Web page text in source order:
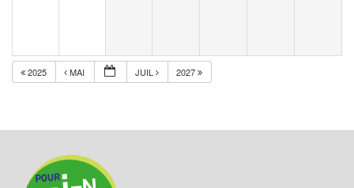
2025 MAI JUIL 2027